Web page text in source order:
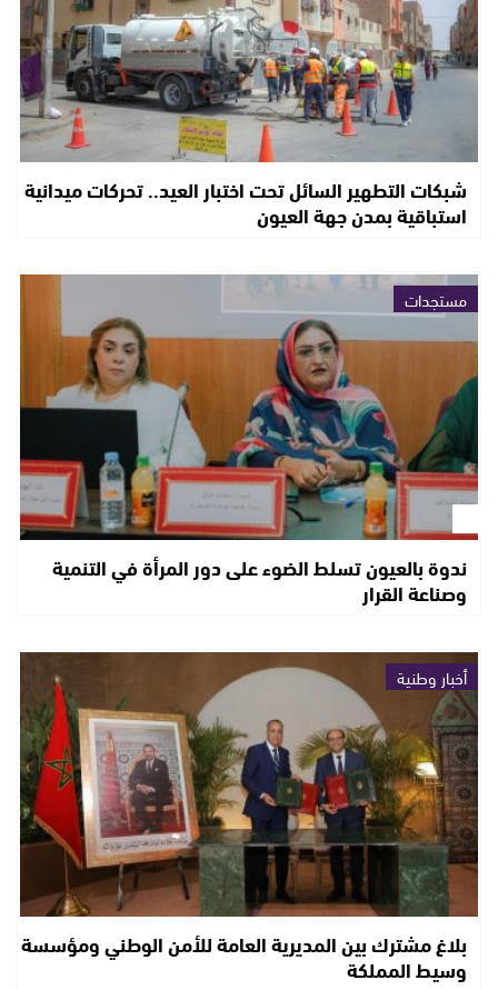
شبكات التطهير السائل تحت اختبار العيد.. تحركات ميدانية
استباقية بمدن جهة العيون
مستجدات
ندوة بالعيون تسلط الضوء على دور المرأة في التنمية
وصناعة القرار
أخبار وطنية
بلاغ مشترك بين المديرية العامة للأمن الوطني ومؤسسة
وسيط المملكة